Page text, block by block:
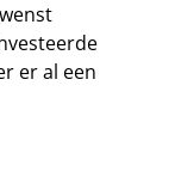
er al een